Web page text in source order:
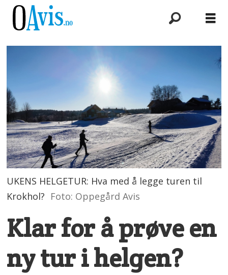
UKENS HELGETUR: Hva med å legge turen til
Krokhol? Foto: Oppegård Avis
Klar for å prøve en
ny tur i helgen?